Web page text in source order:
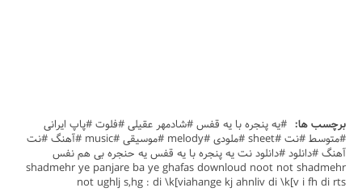
برچسب ها: #یه پنجره با یه قفس #شادمهر عقیلی #فلوت #پاپ ایرانی
#متوسط #نت #sheet #ملودی #melody #موسیقی #music #آهنگ #نت
آهنگ #دانلود #دانلود نت يه پنجره با يه قفس يه حنجره بی هم نفس
shadmehr ye panjare ba ye ghafas downloud noot not shadmehr
not ughlj s,hg : di \k[viahange kj ahnliv di \k[v i fh di rts